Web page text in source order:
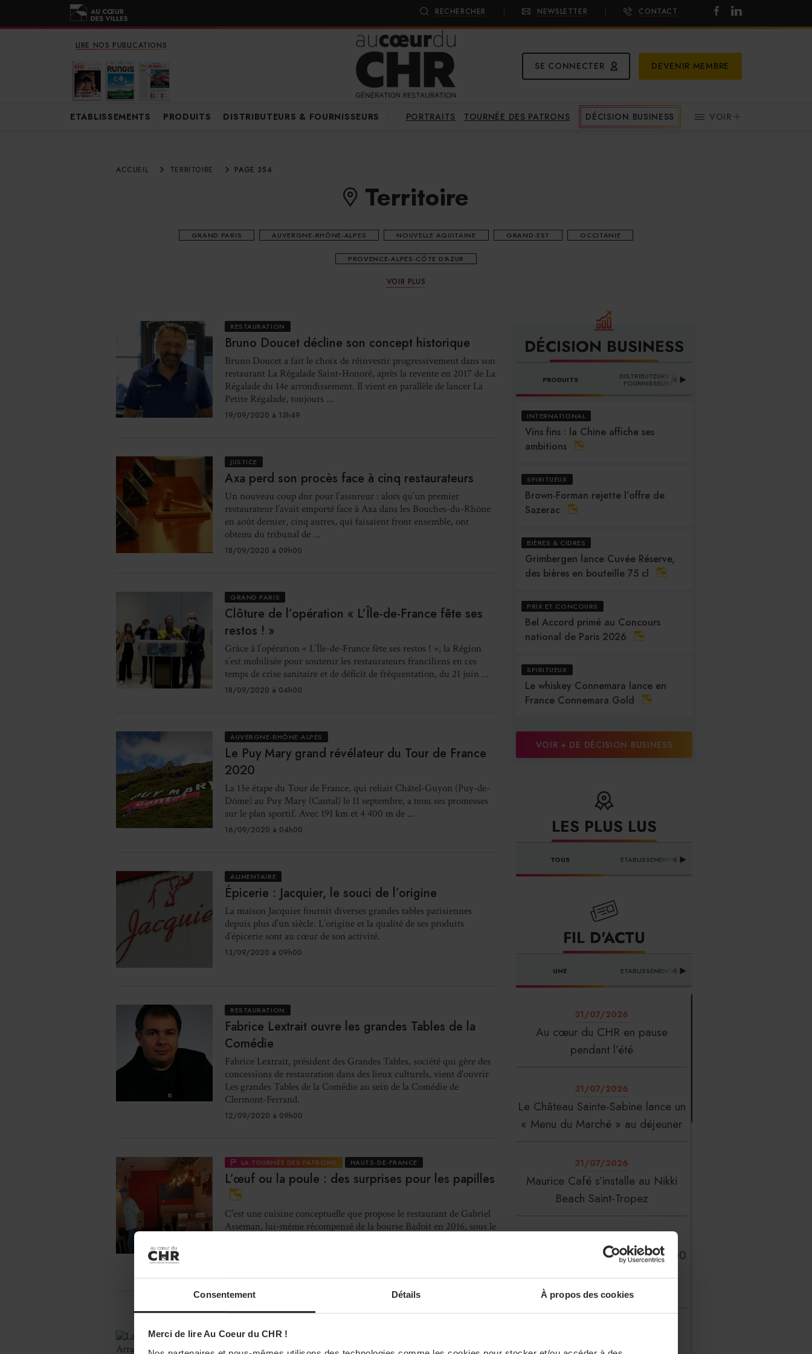
Consentement Détails À propos des cookies
Merci de lire Au Coeur du CHR !
RECHERCHER NEWSLETTER CONTACT
LIRE NOS PUBLICATIONS
SE CONNECTER DEVENIR MEMBRE
ETABLISSEMENTS PRODUITS DISTRIBUTEURS & FOURNISSEURS PORTRAITS TOURNÉE DES PATRONS DÉCISION BUSINESS VOIR
ACCUEIL TERRITOIRE PAGE 354
Territoire
GRAND PARIS AUVERGNE-RHÔNE-ALPES NOUVELLE AQUITAINE GRAND-EST OCCITANIE
PROVENCE-ALPES-CÔTE D'AZUR
VOIR PLUS
RESTAURATION
Bruno Doucet décline son concept historique
Bruno Doucet a fait le choix de réinvestir progressivement dans son
restaurant La Régalade Saint-Honoré, après la revente en 2017 de La
Régalade du 14e arrondissement. Il vient en parallèle de lancer La
Petite Régalade, toujours ...
19/09/2020 à 13h49
JUSTICE
Axa perd son procès face à cinq restaurateurs
Un nouveau coup dur pour l’assureur : alors qu’un premier
restaurateur l’avait emporté face à Axa dans les Bouches-du-Rhône
en août dernier, cinq autres, qui faisaient front ensemble, ont
obtenu du tribunal de ...
18/09/2020 à 09h00
GRAND PARIS
Clôture de l’opération « L’Île-de-France fête ses
restos ! »
Grâce à l’opération « L’Île-de-France fête ses restos ! », la Région
s’est mobilisée pour soutenir les restaurateurs franciliens en ces
temps de crise sanitaire et de déficit de fréquentation, du 21 juin ...
18/09/2020 à 04h00
AUVERGNE-RHÔNE-ALPES
Le Puy Mary grand révélateur du Tour de France
2020
La 13e étape du Tour de France, qui reliait Châtel-Guyon (Puy-de-
Dôme) au Puy Mary (Cantal) le 11 septembre, a tenu ses promesses
sur le plan sportif. Avec 191 km et 4 400 m de ...
16/09/2020 à 04h00
ALIMENTAIRE
Épicerie : Jacquier, le souci de l’origine
La maison Jacquier fournit diverses grandes tables parisiennes
depuis plus d’un siècle. L’origine et la qualité de ses produits
d’épicerie sont au cœur de son activité.
13/09/2020 à 09h00
RESTAURATION
Fabrice Lextrait ouvre les grandes Tables de la
Comédie
Fabrice Lextrait, président des Grandes Tables, société qui gère des
concessions de restauration dans des lieux culturels, vient d'ouvrir
Les grandes Tables de la Comédie au sein de la Comédie de
Clermont-Ferrand.
12/09/2020 à 09h00
LA TOURNÉE DES PATRONS HAUTS-DE-FRANCE
L’œuf ou la poule : des surprises pour les papilles
C'est une cuisine conceptuelle que propose le restaurant de Gabriel
Asseman, lui-même récompensé de la bourse Badoit en 2016, sous le
LA TOURNÉE DES PATRONS
DÉCISION BUSINESS
PRODUITS DISTRIBUTEURS &
FOURNISSEURS
INTERNATIONAL
Vins fins : la Chine affiche ses
ambitions
SPIRITUEUX
Brown-Forman rejette l’offre de
Sazerac
BIÈRES & CIDRES
Grimbergen lance Cuvée Réserve,
des bières en bouteille 75 cl
PRIX ET CONCOURS
Bel Accord primé au Concours
national de Paris 2026
SPIRITUEUX
Le whiskey Connemara lance en
France Connemara Gold
VOIR + DE DÉCISION BUSINESS
LES PLUS LUS
TOUS ETABLISSEMENTS
FIL D'ACTU
UNE ETABLISSEMENTS
31/07/2026
Au cœur du CHR en pause
pendant l’été
31/07/2026
Le Château Sainte-Sabine lance un
« Menu du Marché » au déjeuner
31/07/2026
Maurice Café s’installe au Nikki
Beach Saint-Tropez
DalterFood Group franchit les 200
d’affaires
La Liste : La Réserve Paris de